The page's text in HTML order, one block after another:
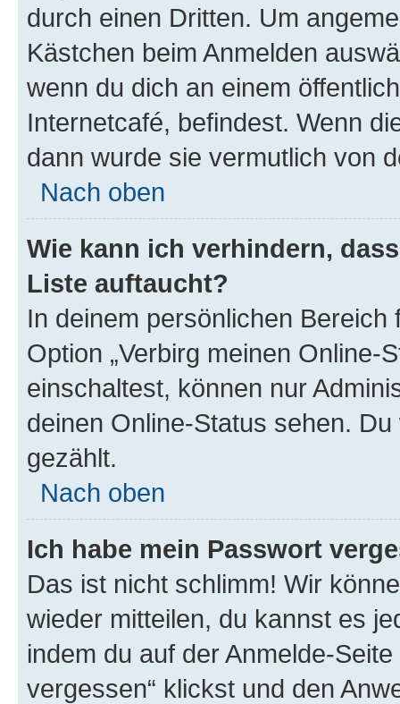
durch einen Dritten. Um
Kästchen beim Anmelden
wenn du dich an einem
Internetcafé, befindest. Wenn
dann wurde sie vermutlich von
Nach oben
Wie kann ich verhindern,
Liste auftaucht?
In deinem persönlichen
Option „Verbirg meinen Online-
einschaltest, können nur
deinen Online-Status sehen.
gezählt.
Nach oben
Ich habe mein Passwort
Das ist nicht schlimm! Wir
wieder mitteilen, du kannst es
indem du auf der Anmelde-
vergessen“ klickst und den